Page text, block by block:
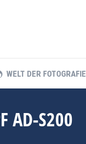
WELT DER FOTOGRAFIE
AD-S200